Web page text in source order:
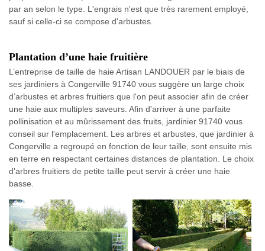
par an selon le type. L'engrais n'est que très rarement employé,
sauf si celle-ci se compose d'arbustes.
Plantation d’une haie fruitière
L’entreprise de taille de haie Artisan LANDOUER par le biais de
ses jardiniers à Congerville 91740 vous suggère un large choix
d’arbustes et arbres fruitiers que l'on peut associer afin de créer
une haie aux multiples saveurs. Afin d'arriver à une parfaite
pollinisation et au mûrissement des fruits, jardinier 91740 vous
conseil sur l'emplacement. Les arbres et arbustes, que jardinier à
Congerville a regroupé en fonction de leur taille, sont ensuite mis
en terre en respectant certaines distances de plantation. Le choix
d'arbres fruitiers de petite taille peut servir à créer une haie
basse.